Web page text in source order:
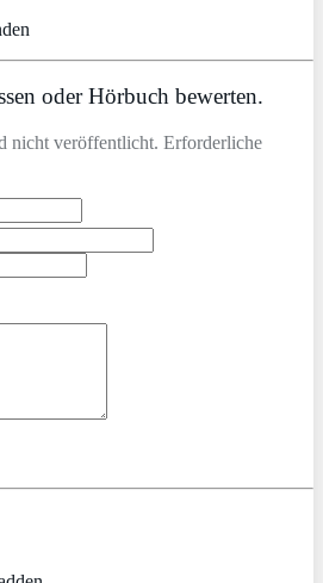
oder Hörbuch bewerten.
nicht veröffentlicht. Erforderliche